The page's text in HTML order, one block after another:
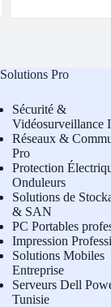
Solutions Pro
Sécurité &
Vidéosurveillance
Réseaux &
Pro
Protection
Onduleurs
Solutions de
& SAN
PC Portables
Impression
Solutions Mobiles
Entreprise
Serveurs Dell
Tunisie